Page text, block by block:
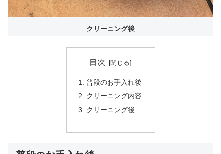
クリーニング後
目次
普段のお手入れ後
クリーニング内容
クリーニング後